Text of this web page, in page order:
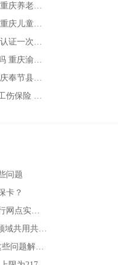
问题
卡？